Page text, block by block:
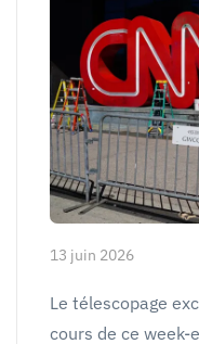
13 juin 2026
Le télescopage
cours de ce week-